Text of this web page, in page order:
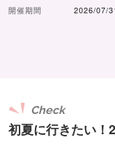
開催期間 2026/07/
初夏に行きたい！
Check